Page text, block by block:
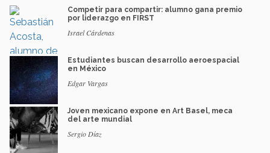
Competir para compartir: alumno gana premio
por liderazgo en FIRST
Israel Cárdenas
Estudiantes buscan desarrollo aeroespacial
en México
Edgar Vargas
Joven mexicano expone en Art Basel, meca
del arte mundial
Sergio Díaz